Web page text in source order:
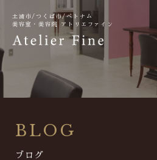
土浦市/つくば市/ベトナム
美容室・美容院 アトリエファイン
BLOG
ブログ